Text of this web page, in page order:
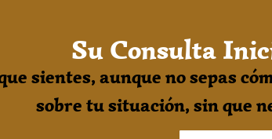
Su Consulta
sientes, aunque no sepas
sobre tu situación, sin que